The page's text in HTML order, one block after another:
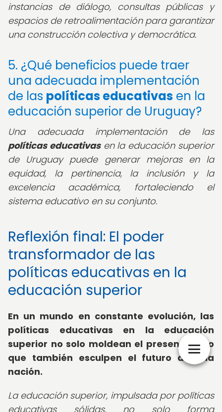
instancias de diálogo, consultas públicas y
espacios de retroalimentación para garantizar
una construcción colectiva y democrática.
5. ¿Qué beneficios puede traer
una adecuada implementación
de las políticas educativas en la
educación superior de Uruguay?
Una adecuada implementación de las
políticas educativasen la educación superior
de Uruguay puede generar mejoras en la
equidad, la pertinencia, la inclusión y la
excelencia académica, fortaleciendo el
sistema educativo en su conjunto.
Reflexión final: El poder
transformador de las
políticas educativas en la
educación superior
En un mundo en constante evolución, las
políticas educativas en la educación
superior no solo moldean el presente, sino
que también esculpen el futuro de una
nación.
La educación superior, impulsada por políticas
educativas sólidas, no solo forma